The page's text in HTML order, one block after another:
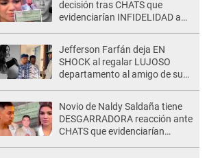
decisión tras CHATS que
evidenciarían INFIDELIDAD a
Jefferson Farfán deja EN
SHOCK al regalar LUJOSO
departamento al amigo de su
Novio de Naldy Saldaña tiene
DESGARRADORA reacción ante
CHATS que evidenciarían